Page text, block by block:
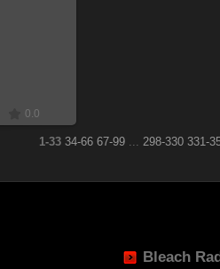
0.0
1-33 34-66 67-99 ... 298-330 331-
Bleach